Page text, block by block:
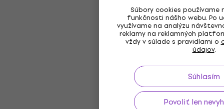
Súbory cookies používame
funkčnosti nášho webu. Po
využívame na analýzu
reklamy na reklamných
vždy v súlade s pravidlami o
údajov.
Súhlasím
Povoliť len